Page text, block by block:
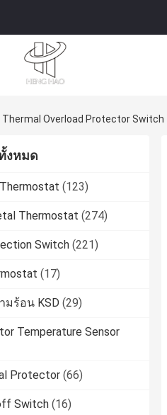
Thermal Overload Protector Switch
งหมด
(123)
Thermostat (274)
Switch (221)
(17)
มร้อน KSD (29)
Temperature Sensor
Protector (66)
Switch (16)